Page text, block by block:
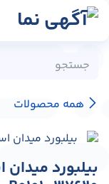
پرش به محتوا
همه محصولات